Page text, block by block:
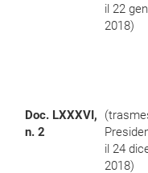
il 22
2018)
Doc. LXXXVI,
n. 2
il 24
2018)